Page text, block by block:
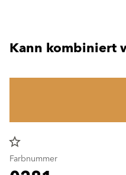
Kann kombiniert
star_border
Farbnummer